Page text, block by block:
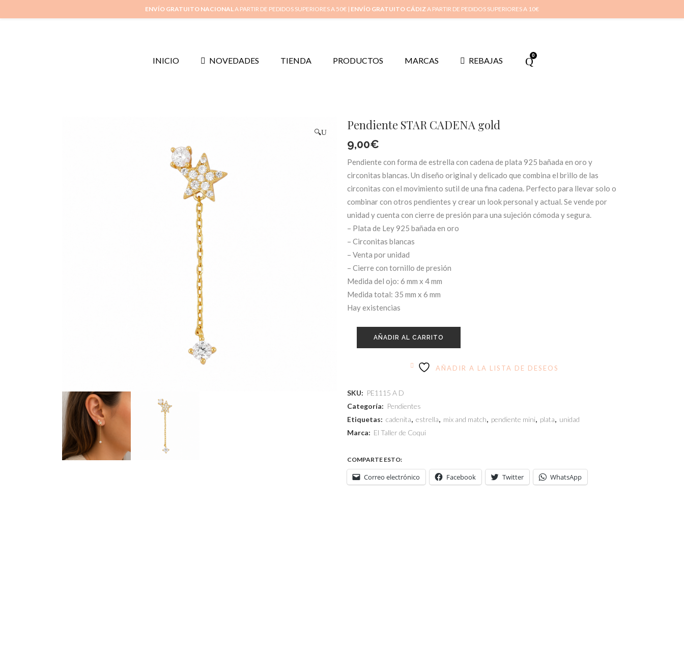
Inicio Mi cuenta Cuidado de tus joyas
INICIO NOVEDADES TIENDA PRODUCTOS MARCAS REBAJAS
0
🔍 Pendiente STAR CADENA gold
9,00€
Pendiente con forma de estrella con cadena de plata 925 bañada en oro y
circonitas blancas. Un diseño original y delicado que combina el brillo de las
circonitas con el movimiento sutil de una fina cadena. Perfecto para llevar solo o
combinar con otros pendientes y crear un look personal y actual. Se vende por
unidad y cuenta con cierre de presión para una sujeción cómoda y segura.
– Plata de Ley 925 bañada en oro
– Circonitas blancas
– Venta por unidad
– Cierre con tornillo de presión
Medida del ojo: 6 mm x 4 mm
Medida total: 35 mm x 6 mm
Hay existencias
AÑADIR AL CARRITO
AÑADIR A LA LISTA DE DESEOS
SKU: PE1115 A D
Categoría: Pendientes
Etiquetas: cadenita, estrella, mix and match, pendiente mini, plata, unidad
Marca: El Taller de Coqui
COMPARTE ESTO:
Correo electrónico Facebook Twitter WhatsApp
ENVÍO GRATUITO NACIONALA PARTIR DE PEDIDOS SUPERIORES A 50€ | ENVÍO GRATUITO CÁDIZA PARTIR DE PEDIDOS SUPERIORES A 10€